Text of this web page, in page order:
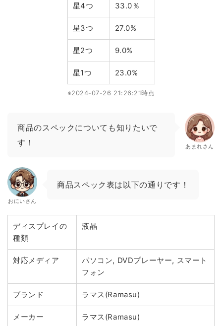
星4つ 33.0％
星3つ 27.0%
星2つ 9.0%
星1つ 23.0%
※2024-07-26 21:26:21時点
商品のスペックについても知りたいで
す！
あまれさん
おにいさん
商品スペック表は以下の通りです！
ディスプレイの
種類
液晶
対応メディア
パソコン, DVDプレーヤー, スマート
フォン
ブランド ラマス(Ramasu)
メーカー ラマス(Ramasu)